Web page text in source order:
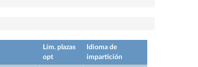
Lím. plazas
opt
Idioma de
impartición